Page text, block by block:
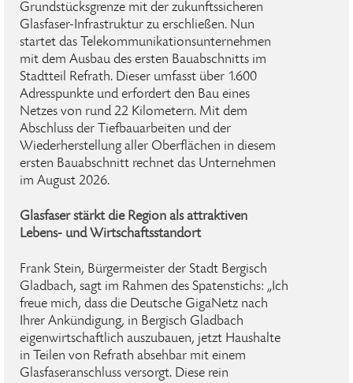
Grundstücksgrenze mit der zukunftssicheren
Glasfaser-Infrastruktur zu erschließen. Nun
startet das Telekommunikationsunternehmen
mit dem Ausbau des ersten Bauabschnitts im
Stadtteil Refrath. Dieser umfasst über 1.600
Adresspunkte und erfordert den Bau eines
Netzes von rund 22 Kilometern. Mit dem
Abschluss der Tiefbauarbeiten und der
Wiederherstellung aller Oberflächen in diesem
ersten Bauabschnitt rechnet das Unternehmen
im August 2026.
Glasfaser stärkt die Region als attraktiven
Lebens- und Wirtschaftsstandort
Frank Stein, Bürgermeister der Stadt Bergisch
Gladbach, sagt im Rahmen des Spatenstichs: „Ich
freue mich, dass die Deutsche GigaNetz nach
Ihrer Ankündigung, in Bergisch Gladbach
eigenwirtschaftlich auszubauen, jetzt Haushalte
in Teilen von Refrath absehbar mit einem
Glasfaseranschluss versorgt. Diese rein